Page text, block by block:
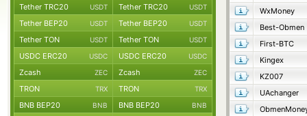
WxMoney
Best-Obmen
First-BTC
Kingex
KZ007
UAchanger
Tether TRC20 USDT Tether TRC20 USDT
Tether BEP20 USDT Tether BEP20 USDT
Tether TON USDT Tether TON USDT
USDC ERC20 USDC USDC ERC20 USDC
Zcash ZEC Zcash ZEC
TRON TRX TRON TRX
BNB BEP20 BNB BNB BEP20 BNB